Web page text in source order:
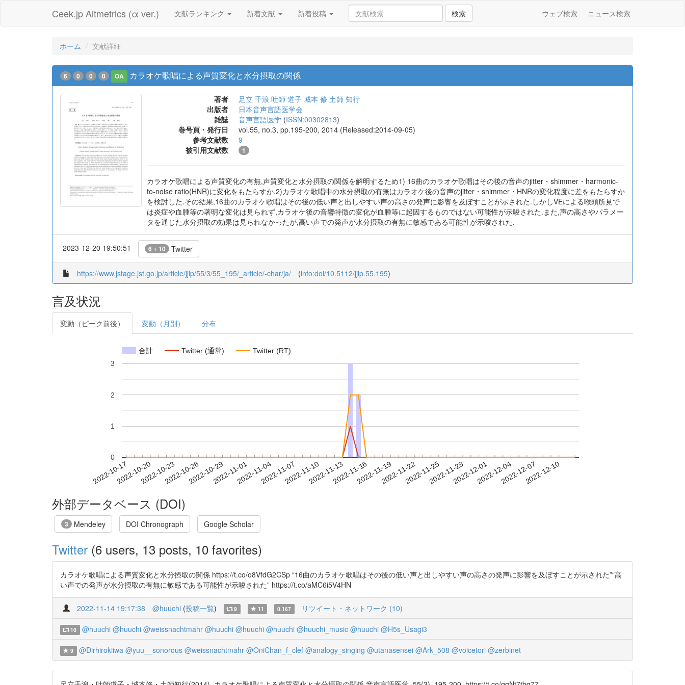
Ceek.jp Altmetrics (α ver.) 文献ランキング 新着文献 新着投稿 検索 ウェブ検索 ニュース検索
ホーム 文献詳細
6 0 0 0 OA カラオケ歌唱による声質変化と水分摂取の関係
著者 足立 千浪 吐師 道子 城本 修 土師 知行
出版者
日本音声言語医学会
雑誌
音声言語医学 (ISSN:00302813)
巻号頁・発行日
vol.55, no.3, pp.195-200, 2014 (Released:2014-09-05)
参考文献数
9
被引用文献数
1
カラオケ歌唱による声質変化の有無,声質変化と水分摂取の関係を解明するため1) 16曲のカラオケ歌唱はその後の音声のjitter・shimmer・harmonic-
to-noise ratio(HNR)に変化をもたらすか,2)カラオケ歌唱中の水分摂取の有無はカラオケ後の音声のjitter・shimmer・HNRの変化程度に差をもたらすか
を検討した.その結果,16曲のカラオケ歌唱はその後の低い声と出しやすい声の高さの発声に影響を及ぼすことが示された.しかしVEによる喉頭所見で
は炎症や血腫等の著明な変化は見られず,カラオケ後の音響特徴の変化が血腫等に起因するものではない可能性が示唆された.また,声の高さやパラメー
タを通じた水分摂取の効果は見られなかったが,高い声での発声が水分摂取の有無に敏感である可能性が示唆された.
2023-12-20 19:50:51 6 + 10 Twitter
https://www.jstage.jst.go.jp/article/jjlp/55/3/55_195/_article/-char/ja/ (info:doi/10.5112/jjlp.55.195)
言及状況
変動（ピーク前後） 変動（月別） 分布
合計 Twitter (通常) Twitter (RT)
2022-10-172022-10-202022-10-232022-10-262022-10-292022-11-012022-11-042022-11-072022-11-102022-11-132022-11-162022-11-192022-11-222022-11-252022-11-282022-12-012022-12-042022-12-072022-12-10
0
1
2
3
外部データベース (DOI)
3 Mendeley DOI Chronograph Google Scholar
Twitter (6 users, 13 posts, 10 favorites)
カラオケ歌唱による声質変化と水分摂取の関係 https://t.co/o8VfdG2CSp “16曲のカラオケ歌唱はその後の低い声と出しやすい声の高さの発声に影響を及ぼすことが示された”“高
い声での発声が水分摂取の有無に敏感である可能性が示唆された” https://t.co/aMC6i5V4HN
2022-11-14 19:17:38 @huuchi (投稿一覧) 9 11 0.167 リツイート・ネットワーク (10)
10 @huuchi @huuchi @weissnachtmahr @huuchi @huuchi @huuchi @huuchi_music @huuchi @H5s_Usagi3
9 @Dirhirokiiwa @yuu__sonorous @weissnachtmahr @OniChan_f_clef @analogy_singing @utanasensei @Ark_508 @voicetori @zerbinet